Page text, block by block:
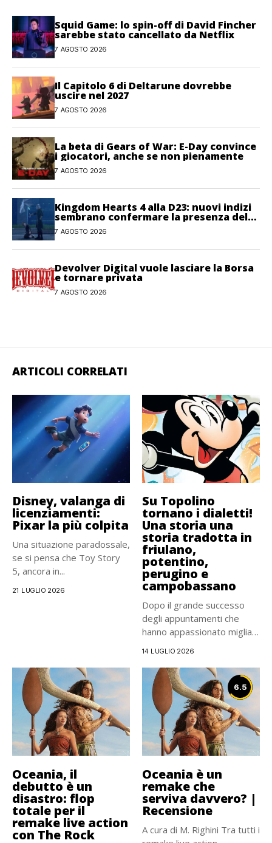
Squid Game: lo spin-off di David Fincher
sarebbe stato cancellato da Netflix
7 AGOSTO 2026
Il Capitolo 6 di Deltarune dovrebbe
uscire nel 2027
7 AGOSTO 2026
La beta di Gears of War: E-Day convince
i giocatori, anche se non pienamente
7 AGOSTO 2026
Kingdom Hearts 4 alla D23: nuovi indizi
sembrano confermare la presenza del
gioco
7 AGOSTO 2026
Devolver Digital vuole lasciare la Borsa
e tornare privata
7 AGOSTO 2026
ARTICOLI CORRELATI
Disney, valanga di
licenziamenti:
Pixar la più colpita
Una situazione paradossale,
se si pensa che Toy Story
5, ancora in...
21 LUGLIO 2026
Su Topolino
tornano i dialetti!
Una storia una
storia tradotta in
friulano,
potentino,
perugino e
campobassano
Dopo il grande successo
degli appuntamenti che
hanno appassionato migliaia
14 LUGLIO 2026
Oceania, il
debutto è un
disastro: flop
totale per il
remake live action
con The Rock
6.5
Oceania è un
remake che
serviva davvero? |
Recensione
A cura di M. Righini Tra tutti i